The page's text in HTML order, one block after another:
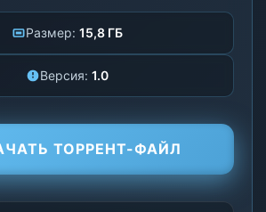
Размер: 15,8 ГБ
Версия: 1.0
ТОРРЕНТ-ФАЙЛ